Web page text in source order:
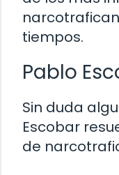
tiempos.
Pablo
Sin duda
Escobar
de